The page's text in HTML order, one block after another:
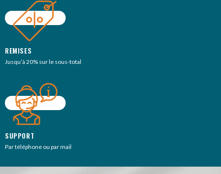
REMISES
Jusqu’à 20% sur le sous-total
SUPPORT
Par téléphone ou par mail